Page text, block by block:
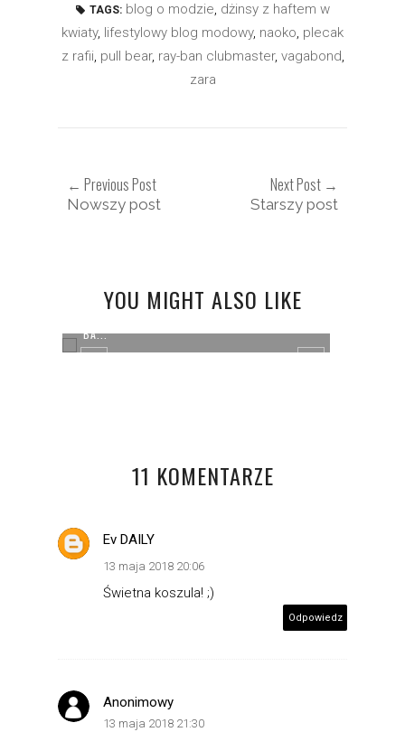
TAGS: blog o modzie, dżinsy z haftem w
kwiaty, lifestylowy blog modowy, naoko, plecak
z rafii, pull bear, ray-ban clubmaster, vagabond,
zara
← Previous Post
Nowszy post
Next Post →
Starszy post
YOU MIGHT ALSO LIKE
BA...
11 KOMENTARZE
Ev DAILY
13 maja 2018 20:06
Świetna koszula! ;)
Odpowiedz
Anonimowy
13 maja 2018 21:30